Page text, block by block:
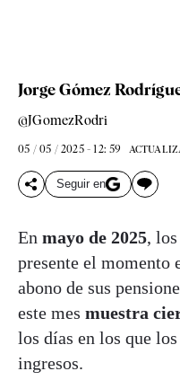
Jorge Gómez
@JGomezRodri
05 / 05 / 2025 - 12: 59
Seguir en
En mayo de 2025, los
presente el momento
abono de sus
este mes muestra
los días en los que
ingresos.